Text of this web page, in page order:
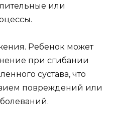
или
Ребенок может
при сгибании
сустава, что
повреждений или